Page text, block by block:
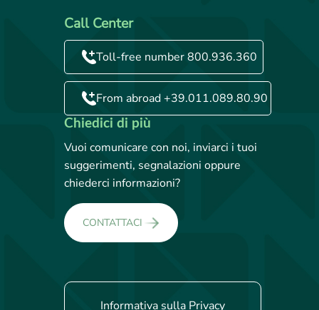
Call Center
Toll-free number 800.936.360
From abroad +39.011.089.80.90
Chiedici di più
Vuoi comunicare con noi, inviarci i tuoi
suggerimenti, segnalazioni oppure
chiederci informazioni?
CONTATTACI
Informativa sulla Privacy